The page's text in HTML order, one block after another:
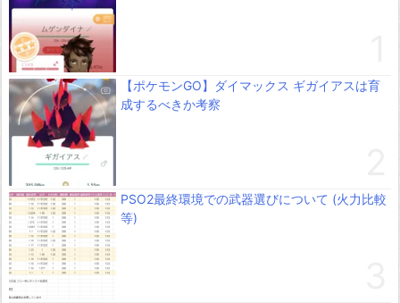
【ポケモンGO】ダイマックス ギガイアスは育
成するべきか考察
PSO2最終環境での武器選びについて (火力比較
等)